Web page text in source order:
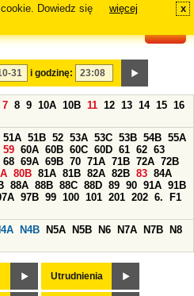
Dowiedz się
więcej x
i godzinę:
7 8 9 10A 10B 11 12 13 14 15 16
51A 51B 52 53A 53C 53B 54B 55A
59 60A 60B 60C 60D 61 62 63
68 69A 69B 70 71A 71B 72A 72B
80B 81A 81B 82A 82B 83 84A
88A 88B 88C 88D 89 90 91A 91B
97B 99 100 101 201 202 6.
F1
N4B N5A N5B N6 N7A N7B
N8
Utrudnienia